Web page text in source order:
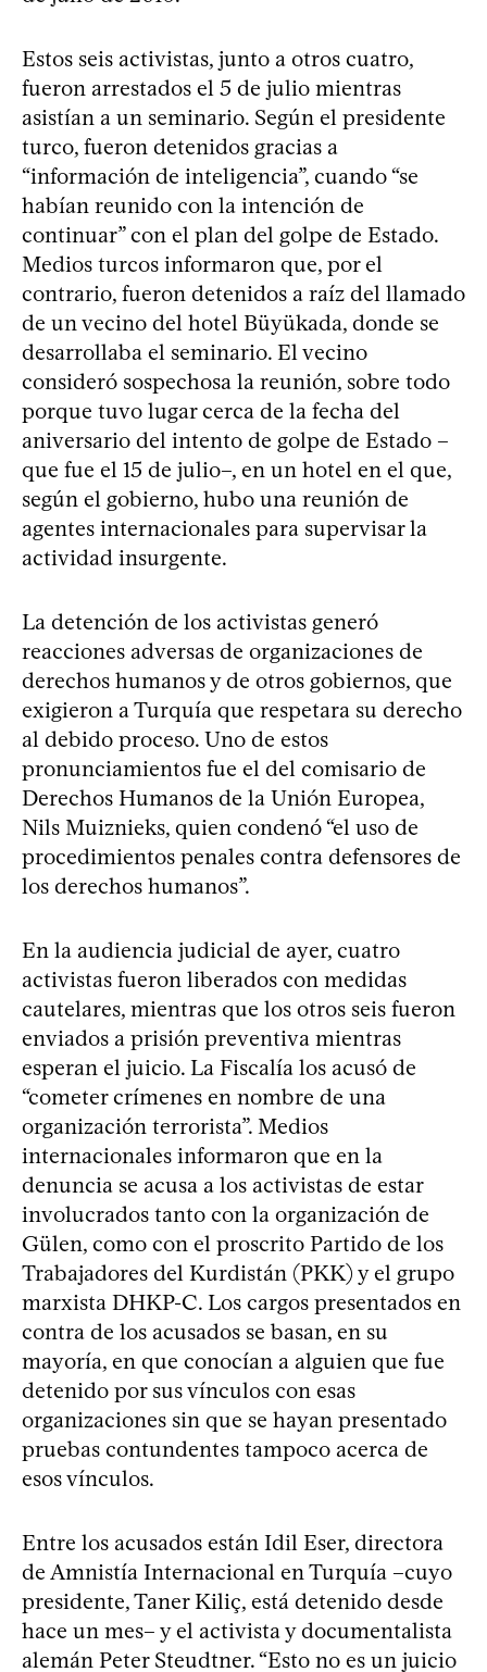
Estos seis activistas, junto a otros cuatro,
fueron arrestados el 5 de julio mientras
asistían a un seminario. Según el presidente
turco, fueron detenidos gracias a
“información de inteligencia”, cuando “se
habían reunido con la intención de
continuar” con el plan del golpe de Estado.
Medios turcos informaron que, por el
contrario, fueron detenidos a raíz del llamado
de un vecino del hotel Büyükada, donde se
desarrollaba el seminario. El vecino
consideró sospechosa la reunión, sobre todo
porque tuvo lugar cerca de la fecha del
aniversario del intento de golpe de Estado –
que fue el 15 de julio–, en un hotel en el que,
según el gobierno, hubo una reunión de
agentes internacionales para supervisar la
actividad insurgente.
La detención de los activistas generó
reacciones adversas de organizaciones de
derechos humanos y de otros gobiernos, que
exigieron a Turquía que respetara su derecho
al debido proceso. Uno de estos
pronunciamientos fue el del comisario de
Derechos Humanos de la Unión Europea,
Nils Muiznieks, quien condenó “el uso de
procedimientos penales contra defensores de
los derechos humanos”.
En la audiencia judicial de ayer, cuatro
activistas fueron liberados con medidas
cautelares, mientras que los otros seis fueron
enviados a prisión preventiva mientras
esperan el juicio. La Fiscalía los acusó de
“cometer crímenes en nombre de una
organización terrorista”. Medios
internacionales informaron que en la
denuncia se acusa a los activistas de estar
involucrados tanto con la organización de
Gülen, como con el proscrito Partido de los
Trabajadores del Kurdistán (PKK) y el grupo
marxista DHKP-C. Los cargos presentados en
contra de los acusados se basan, en su
mayoría, en que conocían a alguien que fue
detenido por sus vínculos con esas
organizaciones sin que se hayan presentado
pruebas contundentes tampoco acerca de
esos vínculos.
Entre los acusados están Idil Eser, directora
de Amnistía Internacional en Turquía –cuyo
presidente, Taner Kiliç, está detenido desde
hace un mes– y el activista y documentalista
alemán Peter Steudtner. “Esto no es un juicio